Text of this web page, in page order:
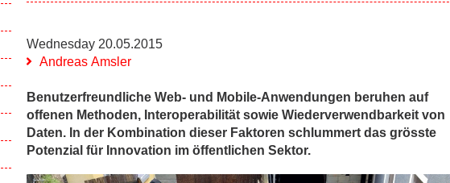
Show subpages
Show subpages
Show subpages
Wednesday 20.05.2015
Andreas Amsler
Benutzerfreundliche Web- und Mobile-Anwendungen beruhen auf
offenen Methoden, Interoperabilität sowie Wiederverwendbarkeit von
Daten. In der Kombination dieser Faktoren schlummert das grösste
Potenzial für Innovation im öffentlichen Sektor.